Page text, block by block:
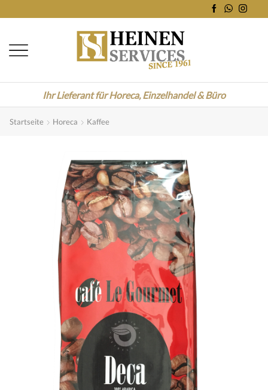
Ihr Lieferant für Horeca, Einzelhandel & Büro
Startseite Horeca Kaffee